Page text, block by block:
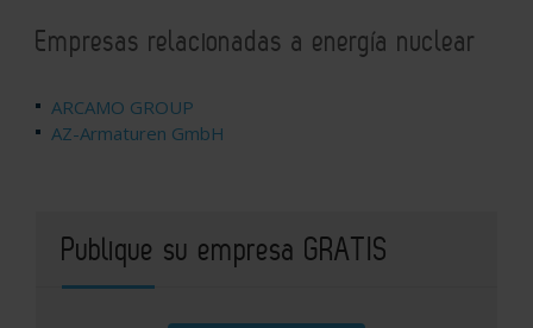
Empresas relacionadas a energía nuclear
ARCAMO GROUP
AZ-Armaturen GmbH
Publique su empresa GRATIS